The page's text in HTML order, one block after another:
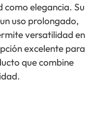
elegancia. Su
uso prolongado,
versatilidad en
excelente para
que combine